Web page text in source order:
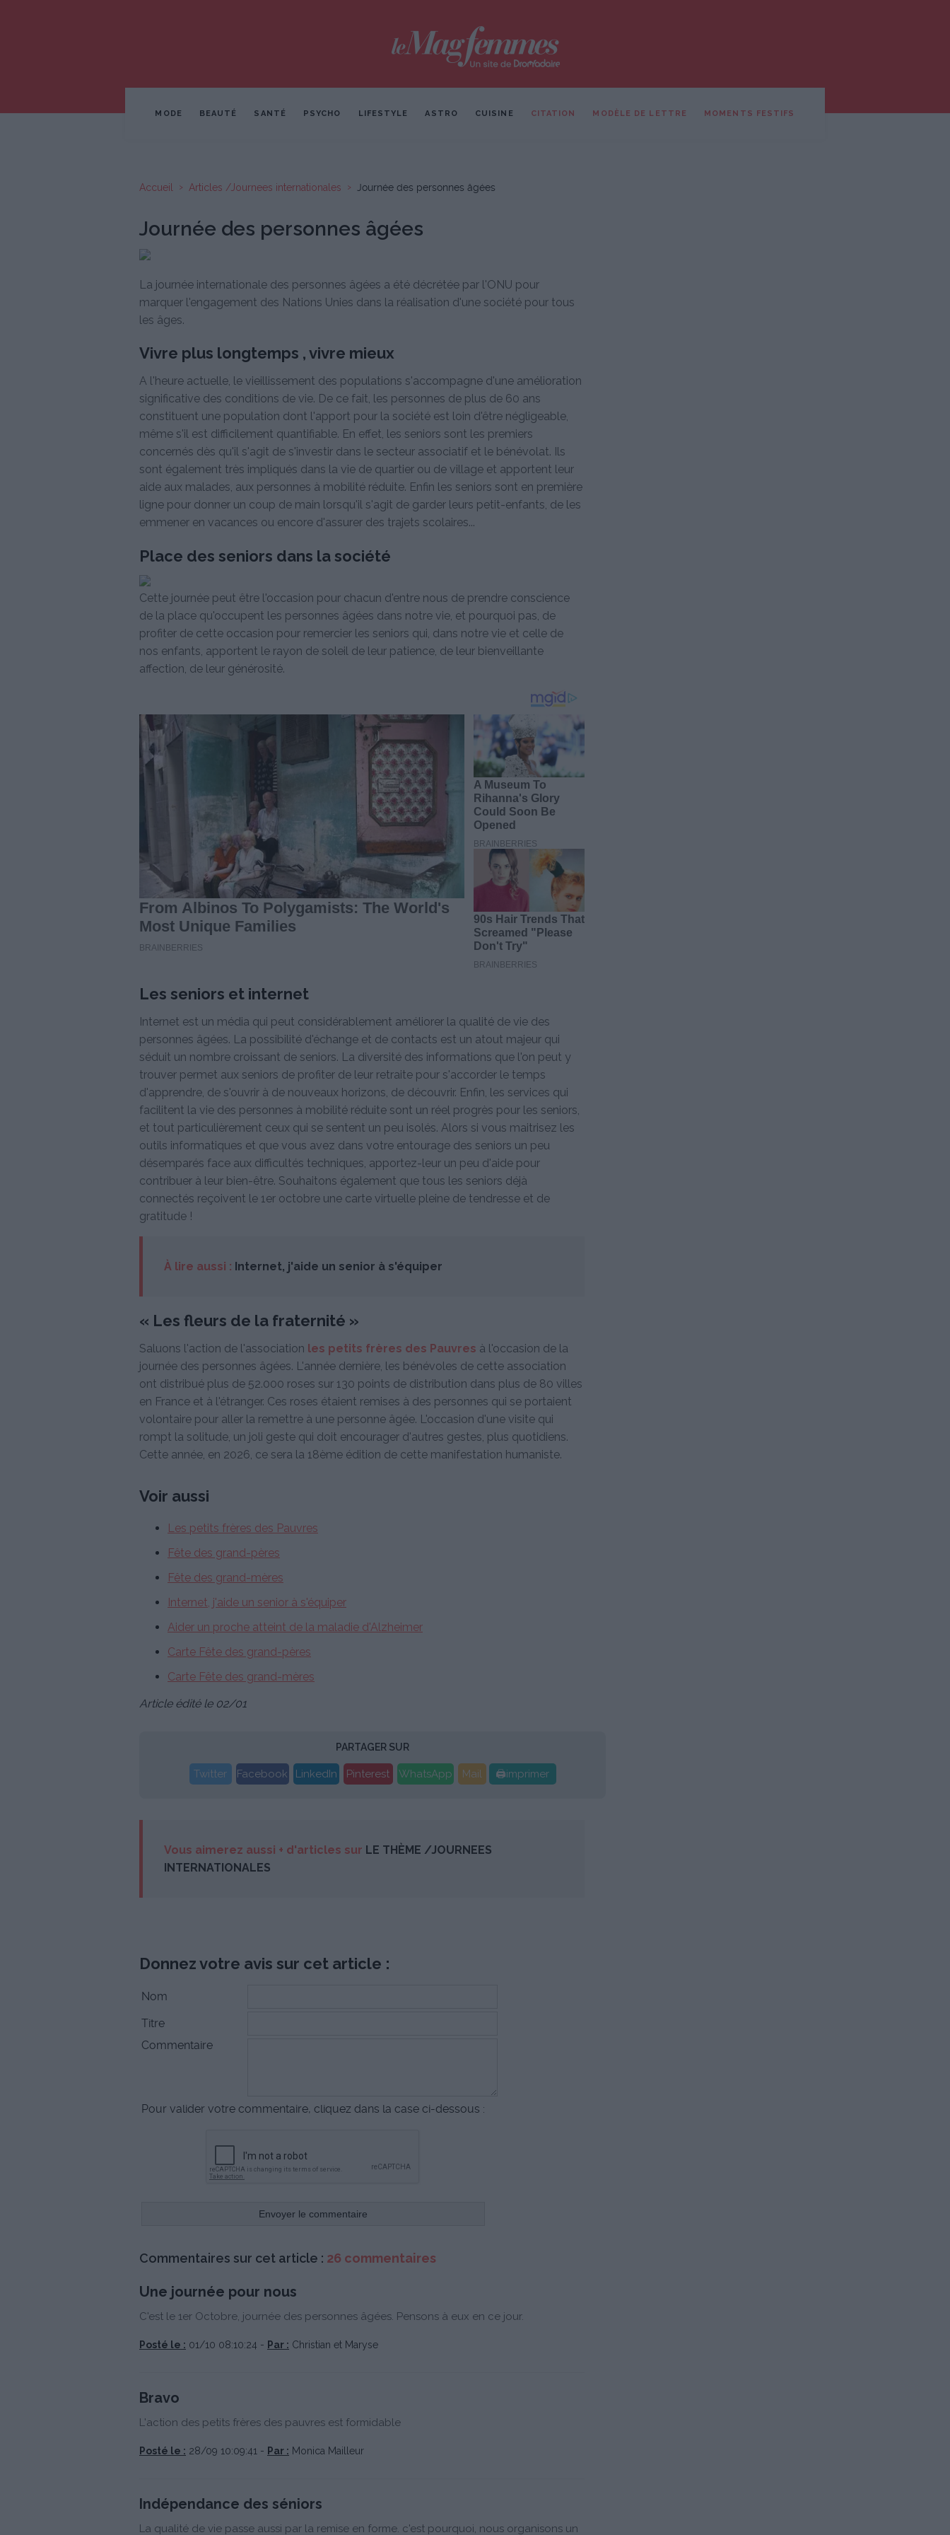
MODE BEAUTÉ SANTÉ PSYCHO LIFESTYLE ASTRO CUISINE CITATION MODÈLE DE LETTRE MOMENTS FESTIFS
Accueil Articles /Journees internationales Journée des personnes âgées
Journée des personnes âgées
La journée internationale des personnes âgées a été décrétée par l'ONU pour
marquer l'engagement des Nations Unies dans la réalisation d'une société pour tous
les âges.
Vivre plus longtemps , vivre mieux
A l'heure actuelle, le vieillissement des populations s'accompagne d'une amélioration
significative des conditions de vie. De ce fait, les personnes de plus de 60 ans
constituent une population dont l'apport pour la société est loin d'être négligeable,
même s'il est difficilement quantifiable. En effet, les seniors sont les premiers
concernés dès qu'il s'agit de s'investir dans le secteur associatif et le bénévolat. Ils
sont également très impliqués dans la vie de quartier ou de village et apportent leur
aide aux malades, aux personnes à mobilité réduite. Enfin les seniors sont en première
ligne pour donner un coup de main lorsqu'il s'agit de garder leurs petit-enfants, de les
emmener en vacances ou encore d'assurer des trajets scolaires...
Place des seniors dans la société
Cette journée peut être l'occasion pour chacun d'entre nous de prendre conscience
de la place qu'occupent les personnes âgées dans notre vie, et pourquoi pas, de
profiter de cette occasion pour remercier les seniors qui, dans notre vie et celle de
nos enfants, apportent le rayon de soleil de leur patience, de leur bienveillante
affection, de leur générosité.
Les seniors et internet
Internet est un média qui peut considérablement améliorer la qualité de vie des
personnes âgées. La possibilité d'échange et de contacts est un atout majeur qui
séduit un nombre croissant de seniors. La diversité des informations que l'on peut y
trouver permet aux seniors de profiter de leur retraite pour s'accorder le temps
d'apprendre, de s'ouvrir à de nouveaux horizons, de découvrir. Enfin, les services qui
facilitent la vie des personnes à mobilité réduite sont un réel progrès pour les seniors,
et tout particulièrement ceux qui se sentent un peu isolés. Alors si vous maitrisez les
outils informatiques et que vous avez dans votre entourage des seniors un peu
désemparés face aux difficultés techniques, apportez-leur un peu d'aide pour
contribuer à leur bien-être. Souhaitons également que tous les seniors déjà
connectés reçoivent le 1er octobre une carte virtuelle pleine de tendresse et de
gratitude !
À lire aussi : Internet, j'aide un senior à s'équiper
« Les fleurs de la fraternité »
Saluons l'action de l'association les petits frères des Pauvres à l'occasion de la
journée des personnes âgées. L'année dernière, les bénévoles de cette association
ont distribué plus de 52.000 roses sur 130 points de distribution dans plus de 80 villes
en France et à l'étranger. Ces roses étaient remises à des personnes qui se portaient
volontaire pour aller la remettre à une personne âgée. L'occasion d'une visite qui
rompt la solitude, un joli geste qui doit encourager d'autres gestes, plus quotidiens.
Cette année, en 2026, ce sera la 18ème édition de cette manifestation humaniste.
Voir aussi
Les petits frères des Pauvres
Fête des grand-pères
Fête des grand-mères
Internet, j'aide un senior à s'équiper
Aider un proche atteint de la maladie d'Alzheimer
Carte Fête des grand-pères
Carte Fête des grand-mères
Article édité le 02/01
PARTAGER SUR
Twitter Facebook LinkedIn Pinterest WhatsApp Mail 🖨imprimer
Vous aimerez aussi + d'articles sur LE THÈME /JOURNEES
INTERNATIONALES
Donnez votre avis sur cet article :
Nom
Titre
Commentaire
Pour valider votre commentaire, cliquez dans la case ci-dessous :
Commentaires sur cet article : 26 commentaires
Une journée pour nous
C'est le 1er Octobre, journée des personnes âgées. Pensons à eux en ce jour.
Posté le : 01/10 08:10:24 - Par : Christian et Maryse
Bravo
L'action des petits frères des pauvres est formidable
Posté le : 28/09 10:09:41 - Par : Monica Mailleur
Indépendance des séniors
La qualité de vie passe aussi par la remise en forme. c'est pourquoi, nous organisons un